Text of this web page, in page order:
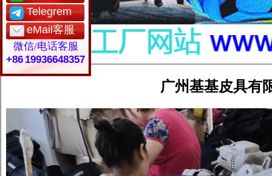
Telegrem
eMail客服
微信/电话客服
+86 19936648357